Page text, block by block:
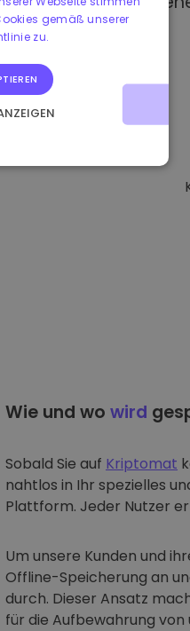
Wie und wo wird
Sobald Sie auf Kriptomat
nahtlos in Ihr spezielles
Plattform. Jeder Nutzer
Um unsere Kunden und
Offline-Speicherung an
durch. Dieser Ansatz
für die Aufbewahrung
gemäß unserer
zu.